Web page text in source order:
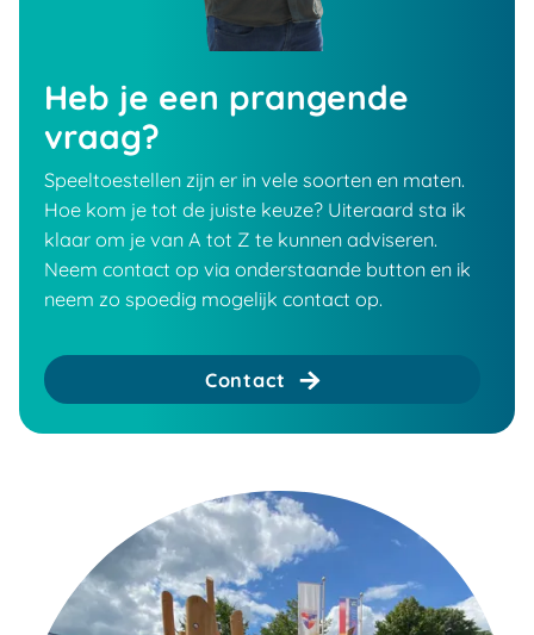
Heb je een prangende
vraag?
Speeltoestellen zijn er in vele soorten en maten.
Hoe kom je tot de juiste keuze? Uiteraard sta ik
klaar om je van A tot Z te kunnen adviseren.
Neem contact op via onderstaande button en ik
neem zo spoedig mogelijk contact op.
Contact